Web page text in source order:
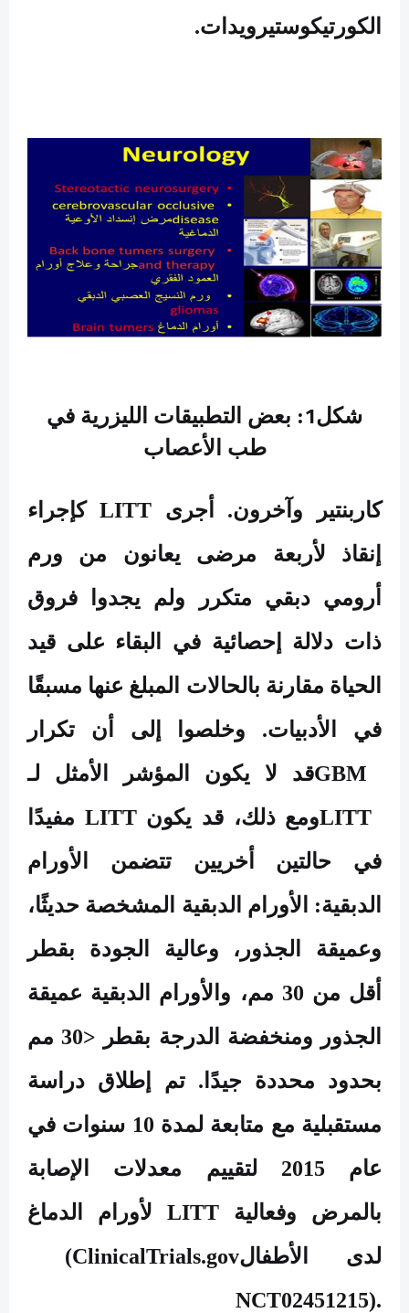
الكورتيكوستيرويدات.
شكل1: بعض التطبيقات الليزرية في
طب الأعصاب
كاربنتير وآخرون. أجرى LITTكإجراء
إنقاذ لأربعة مرضى يعانون من ورم
أرومي دبقي متكرر ولم يجدوا فروق
ذات دلالة إحصائية في البقاء على قيد
الحياة مقارنة بالحالات المبلغ عنها مسبقًا
في الأدبيات. وخلصوا إلى أن تكرار
GBMقد لا يكون المؤشر الأمثل لـ
LITTومع ذلك، قد يكون LITT مفيدًا
في حالتين أخريين تتضمن الأورام
الدبقية: الأورام الدبقية المشخصة حديثًا،
وعميقة الجذور، وعالية الجودة بقطر
أقل من 30 مم، والأورام الدبقية عميقة
الجذور ومنخفضة الدرجة بقطر <30 مم
بحدود محددة جيدًا. تم إطلاق دراسة
مستقبلية مع متابعة لمدة 10 سنوات في
عام 2015 لتقييم معدلات الإصابة
بالمرض وفعالية LITT لأورام الدماغ
لدى الأطفال(ClinicalTrials.gov
NCT02451215).